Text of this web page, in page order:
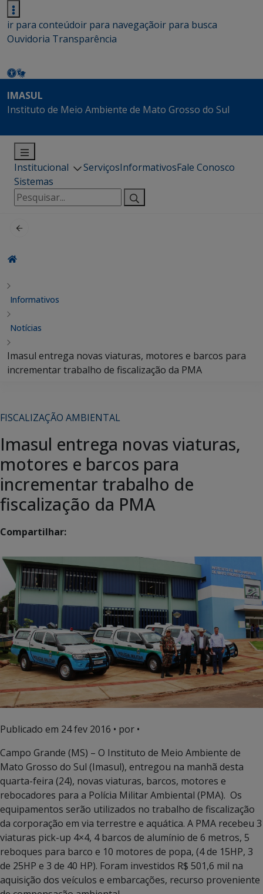
ir para conteúdoir para navegaçãoir para busca
Ouvidoria Transparência
IMASUL
Instituto de Meio Ambiente de Mato Grosso do Sul
Institucional ServiçosInformativosFale Conosco
Sistemas
Pesquisar
por:
Informativos
Notícias
Imasul entrega novas viaturas, motores e barcos para
incrementar trabalho de fiscalização da PMA
FISCALIZAÇÃO AMBIENTAL
Imasul entrega novas viaturas,
motores e barcos para
incrementar trabalho de
fiscalização da PMA
Compartilhar:
Publicado em 24 fev 2016 • por •
Campo Grande (MS) – O Instituto de Meio Ambiente de
Mato Grosso do Sul (Imasul), entregou na manhã desta
quarta-feira (24), novas viaturas, barcos, motores e
rebocadores para a Polícia Militar Ambiental (PMA). Os
equipamentos serão utilizados no trabalho de fiscalização
da corporação em via terrestre e aquática. A PMA recebeu 3
viaturas pick-up 4×4, 4 barcos de alumínio de 6 metros, 5
reboques para barco e 10 motores de popa, (4 de 15HP, 3
de 25HP e 3 de 40 HP). Foram investidos R$ 501,6 mil na
aquisição dos veículos e embarcações, recurso proveniente